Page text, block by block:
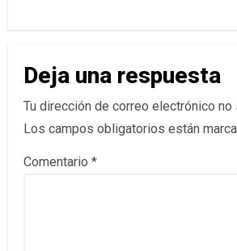
Deja una respuesta
Tu dirección de correo electrónico no
Los campos obligatorios están
Comentario *